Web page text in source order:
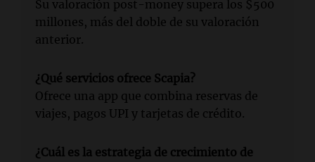
Su valoración post-money supera los $500
millones, más del doble de su valoración
anterior.
¿Qué servicios ofrece Scapia?
Ofrece una app que combina reservas de
viajes, pagos UPI y tarjetas de crédito.
¿Cuál es la estrategia de crecimiento de